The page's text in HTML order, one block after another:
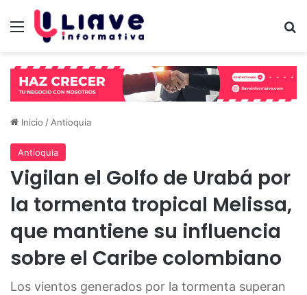
Menú
Inicio / Antioquia
Antioquia
Vigilan el Golfo de Urabá por
la tormenta tropical Melissa,
que mantiene su influencia
sobre el Caribe colombiano
Los vientos generados por la tormenta superan